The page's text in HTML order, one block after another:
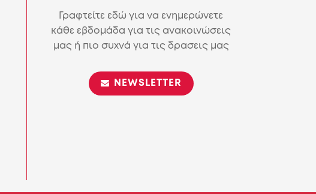
Γραφτείτε εδώ για να ενημερώνετε
κάθε εβδομάδα για τις ανακοινώσεις
μας ή πιο συχνά για τις δρασεις μας
NEWSLETTER